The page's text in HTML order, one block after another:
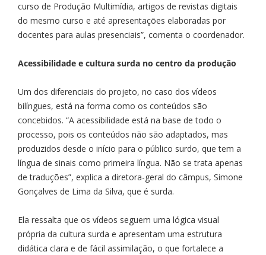
curso de Produção Multimídia, artigos de revistas digitais
do mesmo curso e até apresentações elaboradas por
docentes para aulas presenciais”, comenta o coordenador.
Acessibilidade e cultura surda no centro da produção
Um dos diferenciais do projeto, no caso dos vídeos
bilíngues, está na forma como os conteúdos são
concebidos. “A acessibilidade está na base de todo o
processo, pois os conteúdos não são adaptados, mas
produzidos desde o início para o público surdo, que tem a
língua de sinais como primeira língua. Não se trata apenas
de traduções”, explica a diretora-geral do câmpus, Simone
Gonçalves de Lima da Silva, que é surda.
Ela ressalta que os vídeos seguem uma lógica visual
própria da cultura surda e apresentam uma estrutura
didática clara e de fácil assimilação, o que fortalece a